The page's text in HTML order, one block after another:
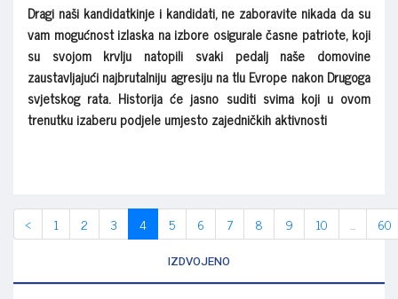
Dragi naši kandidatkinje i kandidati, ne zaboravite nikada da su
vam mogućnost izlaska na izbore osigurale časne patriote, koji
su svojom krvlju natopili svaki pedalj naše domovine
zaustavljajući najbrutalniju agresiju na tlu Evrope nakon Drugoga
svjetskog rata. Historija će jasno suditi svima koji u ovom
trenutku izaberu podjele umjesto zajedničkih aktivnosti
‹ 1 2 3 4 5 6 7 8 9 10 ... 60
IZDVOJENO